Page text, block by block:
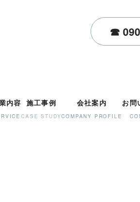
はtanapen（タナペン）へ
内容 施工事例
CASE STUDY
会社案内
COMPANY PROFILE
お問